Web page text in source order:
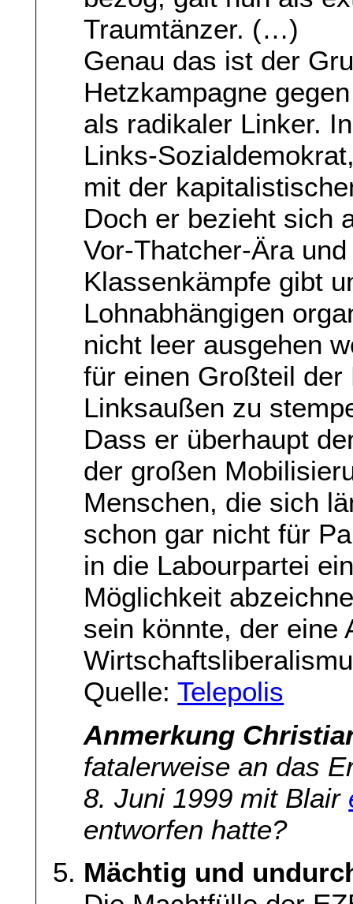
Traumtänzer. (…)
Genau das ist der
Hetzkampagne
als radikaler Linker.
Links-
mit der
Doch er bezieht sich
Vor-Thatcher-Ära
Klassenkämpfe gibt
Lohnabhängigen
nicht leer ausgehen
für einen Großteil
Linksaußen zu
Dass er überhaupt
der großen
Menschen, die sich
schon gar nicht für
in die Labourpartei
Möglichkeit
sein könnte, der eine
Quelle:Telepolis
Anmerkung
fatalerweise an das
8. Juni 1999 mit Blair
entworfen hatte?
Mächtig und